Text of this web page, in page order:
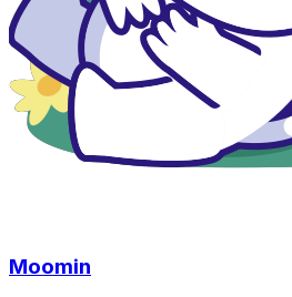
Moomin